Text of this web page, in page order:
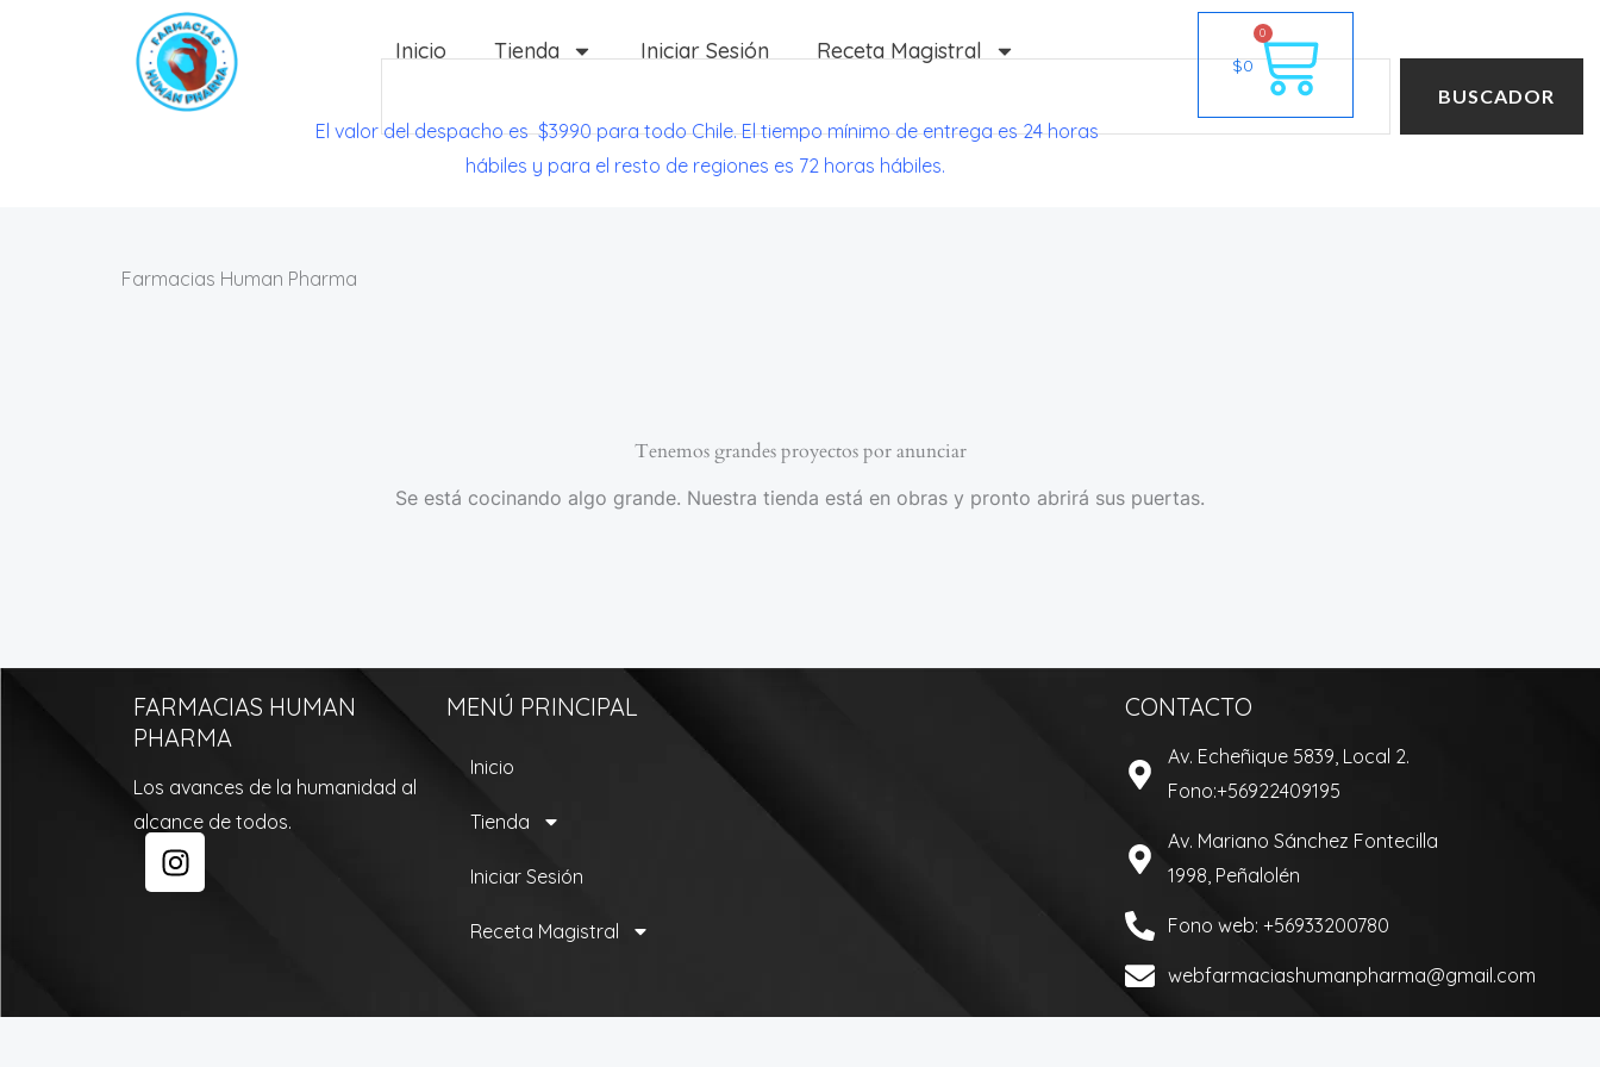
Inicio Tienda Iniciar Sesión Receta Magistral
BUSCADOR
El valor del despacho es $3990 para todo Chile. El tiempo mínimo de entrega es 24 horas
hábiles y para el resto de regiones es 72 horas hábiles.
$0
0
Cart
Farmacias Human Pharma
Tenemos grandes proyectos por anunciar
Se está cocinando algo grande. Nuestra tienda está en obras y pronto abrirá sus puertas.
FARMACIAS HUMAN
PHARMA
Los avances de la humanidad al
alcance de todos.
I
n
r
MENÚ PRINCIPAL
Inicio
Tienda
Iniciar Sesión
Receta Magistral
CONTACTO
Av. Echeñique 5839, Local 2.
Fono:+56922409195
Av. Mariano Sánchez Fontecilla
1998, Peñalolén
Fono web: +56933200780
webfarmaciashumanpharma@gmail.com